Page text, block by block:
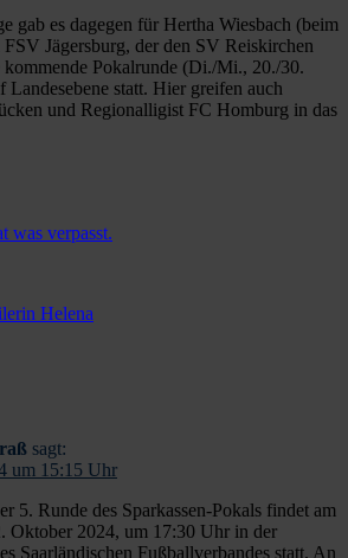
gab es dagegen für Hertha Wiesbach (beim
Jägersburg, der den SV Reiskirchen
Pokalrunde (Di./Mi., 20./30.
statt. Hier greifen auch
und Regionalligist FC Homburg in das
was verpasst.
Helena
sagt:
um 15:15 Uhr
5. Runde des Sparkassen-Pokals findet am
Oktober 2024, um 17:30 Uhr in der
Saarländischen Fußballverbandes statt. An